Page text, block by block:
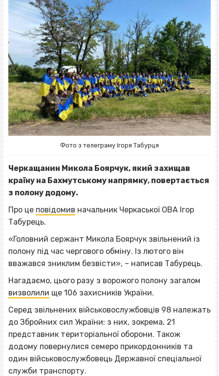
Фото з телеграму Ігоря Табурця
Черкащанин Микола Боярчук, який захищав
країну на Бахмутському напрямку, повертається
з полону додому.
Про це повідомив начальник Черкаської ОВА Ігор
Табурець.
«Головний сержант Микола Боярчук звільнений із
полону під час чергового обміну. Із лютого він
вважався зниклим безвісти», – написав Табурець.
Нагадаємо, цього разу з ворожого полону загалом
визволили ще 106 захисників України.
Серед звільнених військовослужбовців 98 належать
до Збройних сил України: з них, зокрема, 21
представник територіальної оборони. Також
додому повернулися семеро прикордонників та
один військовослужбовець Державної спеціальної
служби транспорту.